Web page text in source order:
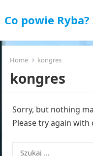
Co powie
Home kongres
kongres
Sorry, but nothing
Please try again
Szukaj: